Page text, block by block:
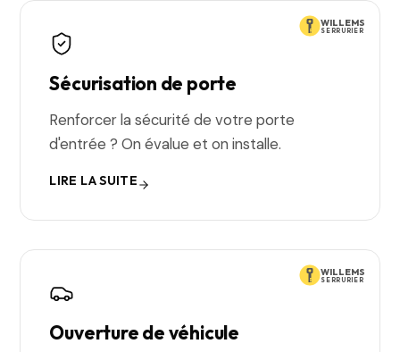
WILLEMS
SERRURIER
Sécurisation de porte
Renforcer la sécurité de votre porte
d'entrée ? On évalue et on installe.
LIRE LA SUITE
WILLEMS
SERRURIER
Ouverture de véhicule